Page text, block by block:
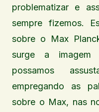
problematizar e
sempre fizemos.
sobre o Max
surge a imagem
possamos
empregando as
sobre o Max, nas